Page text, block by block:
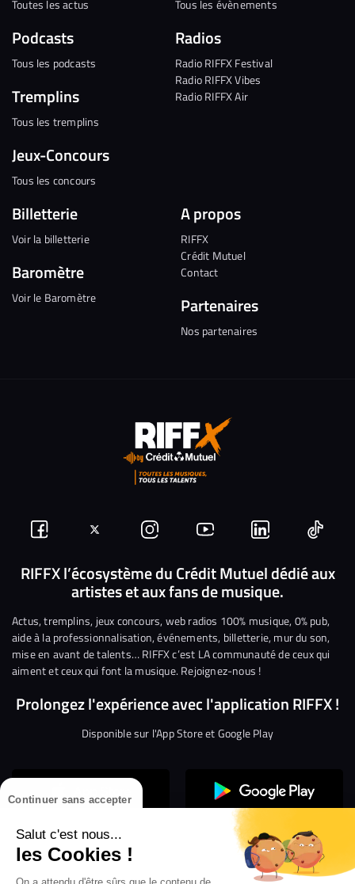
Continuer sans accepter
Salut c'est nous...
les Cookies !
Toutes les actus
Podcasts
Tous les podcasts
Tremplins
Tous les tremplins
Jeux-Concours
Tous les concours
Tous les évènements
Radios
Radio RIFFX Festival
Radio RIFFX Vibes
Radio RIFFX Air
Billetterie
Voir la billetterie
Baromètre
Voir le Baromètre
A propos
RIFFX
Crédit Mutuel
Contact
Partenaires
Nos partenaires
Suivez-
nous
Facebook
Suivez-
nous
sur
Twitter
Nous
rejoindre
sur
Instagram
Nous
rejoindre
sur
YouTube
Nous
rejoindre
sur
Linkedin
Nous
RIFFX l’écosystème du Crédit Mutuel dédié aux
artistes et aux fans de musique.
Actus, tremplins, jeux concours, web radios 100% musique, 0% pub,
aide à la professionnalisation, événements, billetterie, mur du son,
mise en avant de talents… RIFFX c’est LA communauté de ceux qui
aiment et ceux qui font la musique. Rejoignez-nous !
Prolongez l'expérience avec l'application RIFFX !
Disponible sur l'App Store et Google Play